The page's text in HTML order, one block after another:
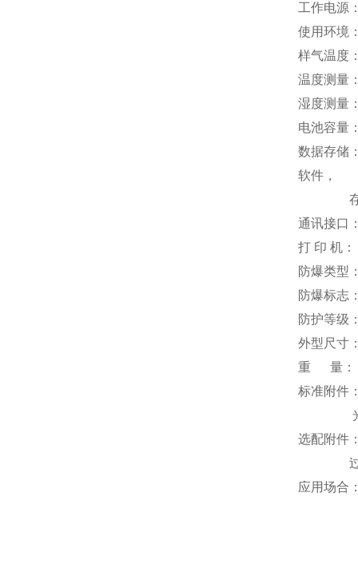
工作电源
使用环境
样气温度
温度测量
湿度测量
电池容量
数据存储
软件，
存储功
通讯接口
打 印 机
防爆类型
防爆标志
防护等级
外型尺寸
重 量：
标准附件
光盘(
选配附件
过滤手
应用场合